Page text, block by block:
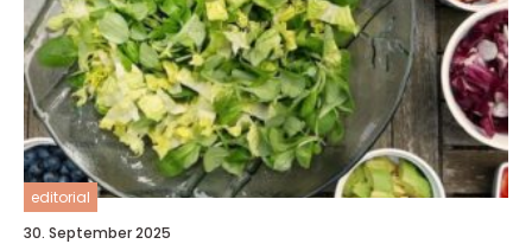
editorial
30. September 2025